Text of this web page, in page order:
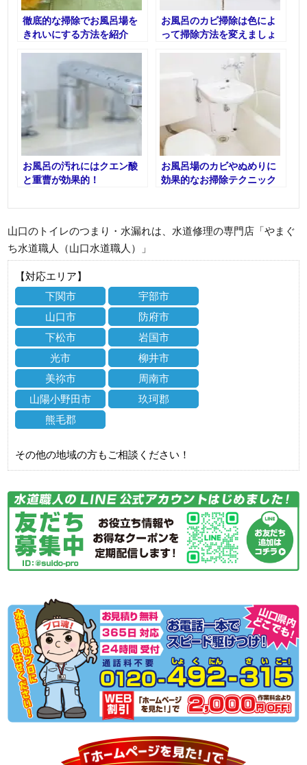
徹底的な掃除でお風呂場を
きれいにする方法を紹介
お風呂のカビ掃除は色によ
って掃除方法を変えましょ
お風呂の汚れにはクエン酸
と重曹が効果的！
お風呂場のカビやぬめりに
効果的なお掃除テクニック
山口のトイレのつまり・水漏れは、水道修理の専門店「やまぐ
ち水道職人（山口水道職人）」
【対応エリア】
下関市
宇部市
山口市
防府市
下松市
岩国市
光市
柳井市
美祢市
周南市
山陽小野田市
玖珂郡
熊毛郡
その他の地域の方もご相談ください！